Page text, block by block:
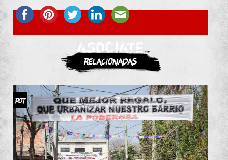
ASOCIATE
Relacionadas
POT